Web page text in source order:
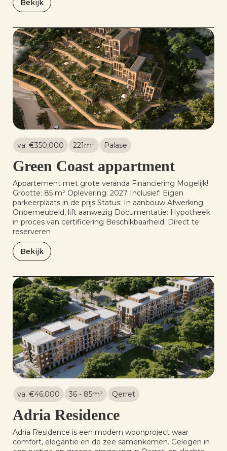
Bekijk
va. €350,000 221m² Palase
Green Coast appartment
Appartement met grote veranda Financiering Mogelijk!
Grootte: 85 m² Oplevering: 2027 Inclusief: Eigen
parkeerplaats in de prijs Status: In aanbouw Afwerking:
Onbemeubeld, lift aanwezig Documentatie: Hypotheek
in proces van certificering Beschikbaarheid: Direct te
reserveren
Bekijk
va. €46,000 36 - 85m² Qerret
Adria Residence
Adria Residence is een modern woonproject waar
comfort, elegantie en de zee samenkomen. Gelegen in